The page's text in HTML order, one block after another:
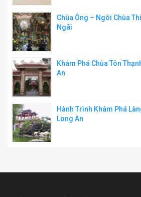
Chùa Ông – Ngôi Chùa
Ngãi
Khám Phá Chùa Tôn
An
Hành Trình Khám Phá
Long An